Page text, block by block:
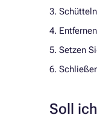
3.
4.
5. Setzen
6.
Soll